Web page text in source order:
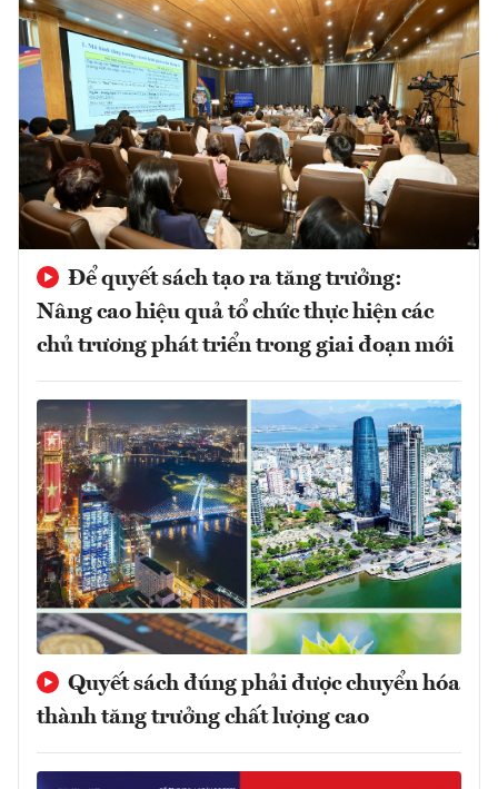
Để quyết sách tạo ra tăng trưởng:
Nâng cao hiệu quả tổ chức thực hiện các
chủ trương phát triển trong giai đoạn mới
Quyết sách đúng phải được chuyển hóa
thành tăng trưởng chất lượng cao